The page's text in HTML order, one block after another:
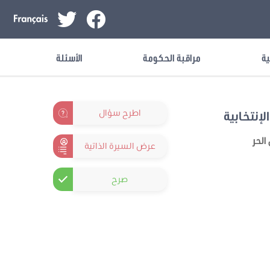
مراقبة الحكومة الأسئلة
اطرح سؤال
عرض السيرة الذاتية
صرح